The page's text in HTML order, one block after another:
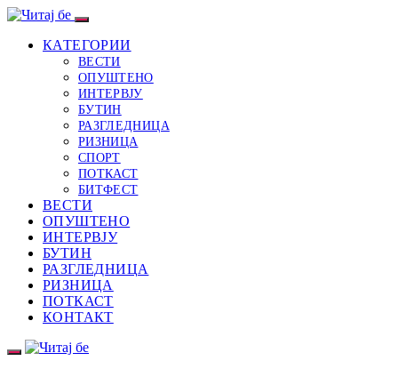
КАТЕГОРИИ
ВЕСТИ
ОПУШТЕНО
ИНТЕРВЈУ
БУТИН
РАЗГЛЕДНИЦА
РИЗНИЦА
СПОРТ
ПОТКАСТ
БИТФЕСТ
ВЕСТИ
ОПУШТЕНО
ИНТЕРВЈУ
БУТИН
РАЗГЛЕДНИЦА
РИЗНИЦА
ПОТКАСТ
КОНТАКТ